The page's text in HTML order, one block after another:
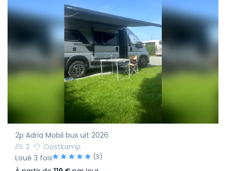
2p Adria Mobil bus uit 2026
2
Oostkamp
Loué 3 fois
(3)